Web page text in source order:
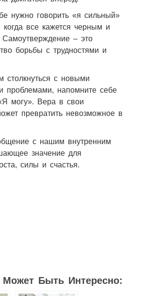
нужно говорить «я сильный»
все кажется черным и
– это
борьбы с трудностями и
столкнуться с новыми
проблемами, напомните себе
могу». Вера в свои
превратить невозможное в
с нашим внутренним
значение для
силы и счастья.
Быть Интересно: